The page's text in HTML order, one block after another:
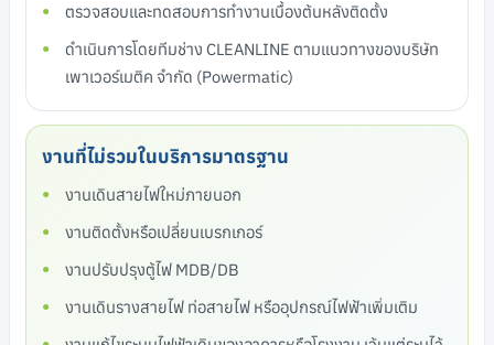
ตรวจสอบและทดสอบการทำงานเบื้องต้นหลังติดตั้ง
ดำเนินการโดยทีมช่าง CLEANLINE ตามแนวทางของบริษัท
เพาเวอร์เมติค จำกัด (Powermatic)
งานที่ไม่รวมในบริการมาตรฐาน
งานเดินสายไฟใหม่ภายนอก
งานติดตั้งหรือเปลี่ยนเบรกเกอร์
งานปรับปรุงตู้ไฟ MDB/DB
งานเดินรางสายไฟ ท่อสายไฟ หรืออุปกรณ์ไฟฟ้าเพิ่มเติม